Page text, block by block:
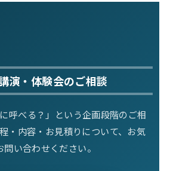
演・体験会のご相談
呼べる？」という企画段階のご相
・内容・お見積りについて、お気
問い合わせください。